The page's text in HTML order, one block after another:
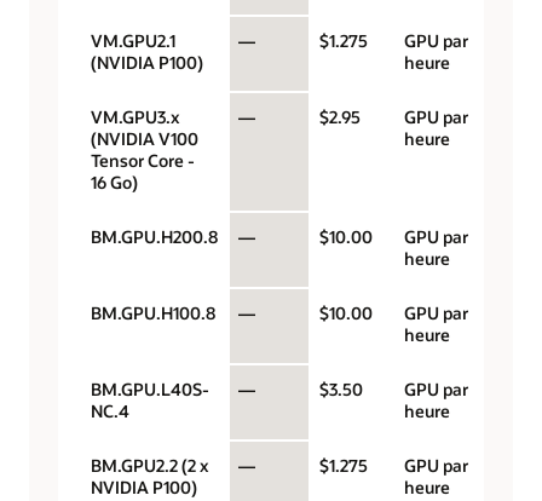
VM.GPU2.1
(NVIDIA P100)
— $1.275
GPU par
heure
VM.GPU3.x
(NVIDIA V100
Tensor Core -
16 Go)
— $2.95
GPU par
heure
BM.GPU.H200.8 — $10.00
GPU par
heure
BM.GPU.H100.8 — $10.00
GPU par
heure
BM.GPU.L40S-
NC.4
— $3.50
GPU par
heure
BM.GPU2.2 (2 x
NVIDIA P100)
— $1.275
GPU par
heure